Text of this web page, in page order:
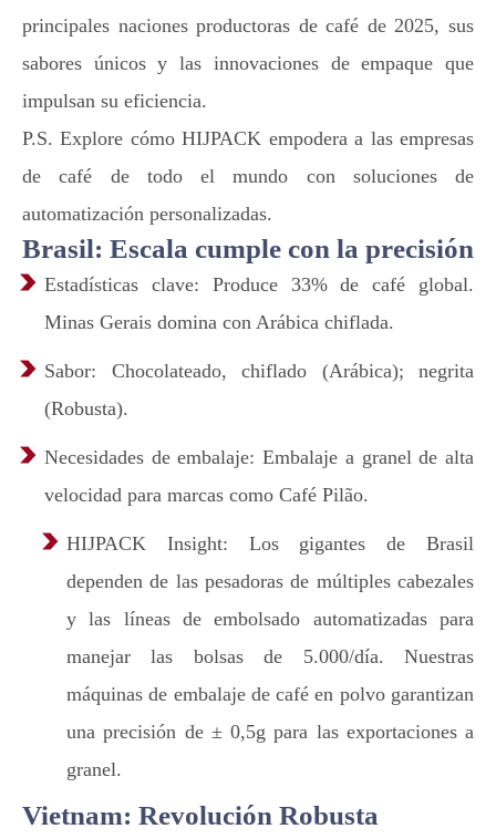
principales naciones productoras de café de 2025, sus
sabores únicos y las innovaciones de empaque que
impulsan su eficiencia.
P.S. Explore cómo HIJPACK empodera a las empresas
de café de todo el mundo con soluciones de
automatización personalizadas.
Brasil: Escala cumple con la precisión
Estadísticas clave: Produce 33% de café global.
Minas Gerais domina con Arábica chiflada.
Sabor: Chocolateado, chiflado (Arábica); negrita
(Robusta).
Necesidades de embalaje: Embalaje a granel de alta
velocidad para marcas como Café Pilão.
HIJPACK Insight: Los gigantes de Brasil
dependen de las pesadoras de múltiples cabezales
y las líneas de embolsado automatizadas para
manejar las bolsas de 5.000/día. Nuestras
máquinas de embalaje de café en polvo garantizan
una precisión de ± 0,5g para las exportaciones a
granel.
Vietnam: Revolución Robusta